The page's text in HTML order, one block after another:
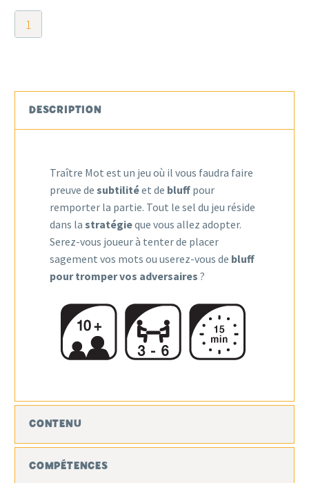
quantité
de
DESCRIPTION
Traître Mot est un jeu où il vous faudra faire
preuve de subtilitéet de bluff pour
remporter la partie. Tout le sel du jeu réside
dans la stratégieque vous allez adopter.
Serez-vous joueur à tenter de placer
sagement vos mots ou userez-vous de bluff
pour tromper vos adversaires ?
CONTENU
COMPÉTENCES